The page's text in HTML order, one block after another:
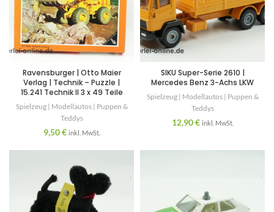
Ravensburger | Otto Maier
Verlag | Technik – Puzzle |
15.241 Technik II 3 x 49 Teile
Spielzeug | Modellautos | Puppen &
Teddys
9,50€ inkl. MwSt.
SIKU Super-Serie 2610 |
Mercedes Benz 3-Achs LKW
Spielzeug | Modellautos | Puppen &
Teddys
12,90€ inkl. MwSt.